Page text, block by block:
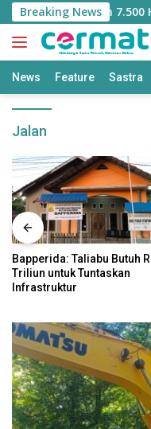
Langsung
ke
konten
Breaking News
Jatah 7.500
News Feature Sastra
Jalan
Bapperida: Taliabu Butuh
Triliun untuk Tuntaskan
Infrastruktur